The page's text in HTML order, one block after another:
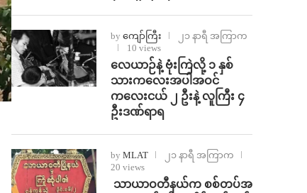
by ကျော်ကြီး
၂၁ နာရီ အကြာက
10 views
⁨လေယာဉ်နဲ့ ဗုံးကြဲလို့ ၁ နှစ်
သားကလေးအပါအဝင်
ကလေးငယ် ၂ ဦးနဲ့ လူကြီး ၄
ဦးဒဏ်ရာရ
by MLAT
၂၁ နာရီ အကြာက
20 views
⁩ ⁨သာယာဝတီနယ်က စစ်တပ်အ